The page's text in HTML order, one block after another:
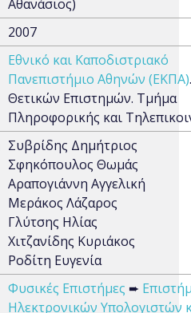
Αθανάσιος)
2007
Εθνικό και Καποδιστριακό
Πανεπιστήμιο Αθηνών (ΕΚΠΑ)
Θετικών Επιστημών. Τμήμα
Πληροφορικής και
Συβρίδης Δημήτριος
Σφηκόπουλος Θωμάς
Αραπογιάννη Αγγελική
Μεράκος Λάζαρος
Γλύτσης Ηλίας
Χιτζανίδης Κυριάκος
Ροδίτη Ευγενία
Φυσικές Επιστήμες ➨
Ηλεκτρονικών Υπολογιστών